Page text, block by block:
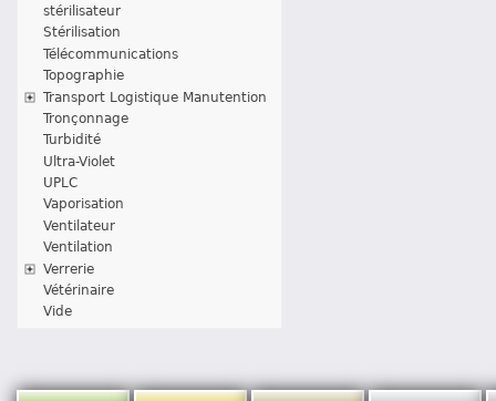
stérilisateur
Stérilisation
Télécommunications
Topographie
Transport Logistique Manutention
Tronçonnage
Turbidité
Ultra-Violet
UPLC
Vaporisation
Ventilateur
Ventilation
Verrerie
Vétérinaire
Vide